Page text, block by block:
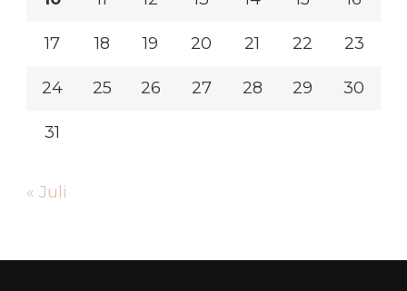
17 18 19 20 21 22 23
24 25 26 27 28 29 30
31
« Juli